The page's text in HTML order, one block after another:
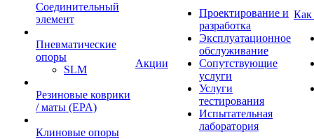
Cоединительный
элемент
Пневматические
опоры
SLM
Резиновые коврики
/ маты (EPA)
Клиновые опоры
Акции
Проектирование и
разработка
Эксплуатационное
обслуживание
Сопутствующие
услуги
Услуги
тестирования
Испытательная
лаборатория
Как